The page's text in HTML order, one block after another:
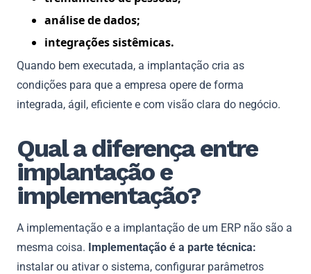
análise de dados;
integrações sistêmicas.
Quando bem executada, a implantação cria as
condições para que a empresa opere de forma
integrada, ágil, eficiente e com visão clara do negócio.
Qual a diferença entre
implantação e
implementação?
A implementação e a implantação de um ERP não são a
mesma coisa. Implementação é a parte técnica:
instalar ou ativar o sistema, configurar parâmetros